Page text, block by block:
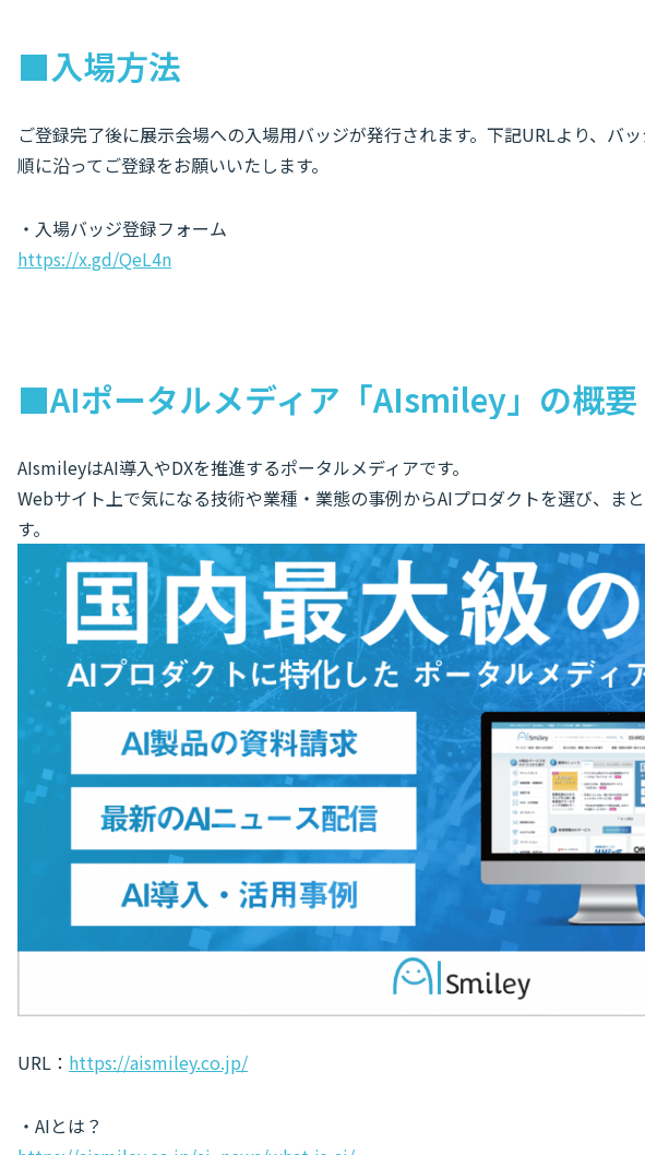
■入場方法
ご登録完了後に展示会場への入場用バッジが発行されます。下記URLより、バ
順に沿ってご登録をお願いいたします。
・入場バッジ登録フォーム
https://x.gd/QeL4n
■AIポータルメディア「AIsmiley」の概要
AIsmileyはAI導入やDXを推進するポータルメディアです。
Webサイト上で気になる技術や業種・業態の事例からAIプロダクトを選び、ま
す。
URL： https://aismiley.co.jp/
・AIとは？